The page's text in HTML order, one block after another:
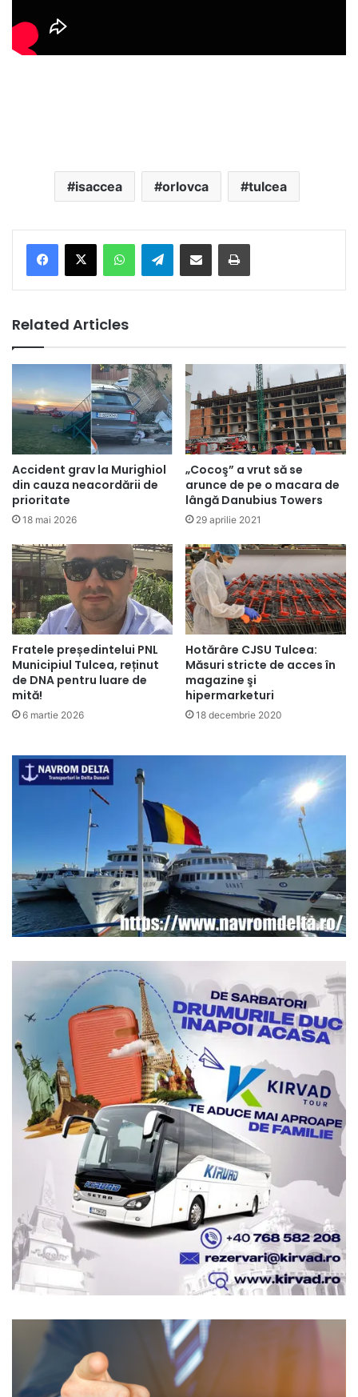
isaccea orlovca tulcea
Telegram
Related Articles
Accident grav la Murighiol
din cauza neacordării de
prioritate
18 mai 2026
„Cocoş” a vrut să se
arunce de pe o macara de
lângă Danubius Towers
29 aprilie 2021
Fratele președintelui PNL
Municipiul Tulcea, reținut
de DNA pentru luare de
mită!
6 martie 2026
Hotărâre CJSU Tulcea:
Măsuri stricte de acces în
magazine şi
hipermarketuri
18 decembrie 2020